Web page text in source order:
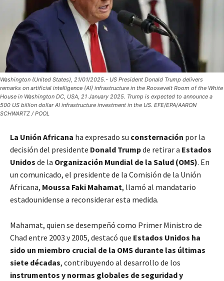
Washington (United States), 21/01/2025.- US President Donald Trump delivers
remarks on artificial intelligence (AI) infrastructure in the Roosevelt Room of the White
House in Washington DC, USA, 21 January 2025. Trump is expected to announce a
500 US billion dollar AI infrastructure investment in the US. EFE/EPA/AARON
SCHWARTZ / POOL
La Unión Africana ha expresado su consternación por la
decisión del presidente Donald Trumpde retirar a Estados
Unidos de la Organización Mundial de la Salud (OMS). En
un comunicado, el presidente de la Comisión de la Unión
Africana, Moussa Faki Mahamat, llamó al mandatario
estadounidense a reconsiderar esta medida.
Mahamat, quien se desempeñó como Primer Ministro de
Chad entre 2003 y 2005, destacó que Estados Unidos ha
sido un miembro crucial de la OMS durante las últimas
siete décadas, contribuyendo al desarrollo de los
instrumentos y normas globales de seguridad y